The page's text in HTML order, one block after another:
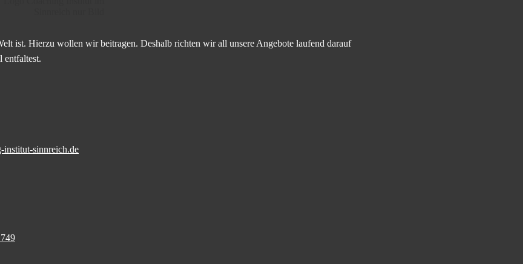
ist. Hierzu wollen wir beitragen. Deshalb richten wir all unsere Angebote laufend darauf
entfaltest.
institut-sinnreich.de